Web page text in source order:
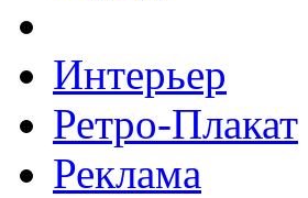
Интерьер
Ретро-Плакат
Реклама